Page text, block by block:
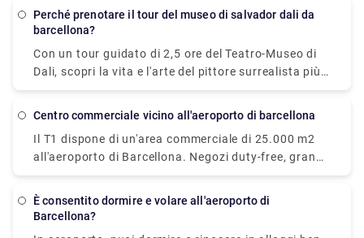
Perché prenotare il tour del museo di salvador dali da
barcellona?
Con un tour guidato di 2,5 ore del Teatro-Museo di
Dali, scopri la vita e l'arte del pittore surrealista più
famoso della Spagna, Salvador Dali. Mentre una
dipinti sulle pareti del museo nella città natale
dell'artista, Figueres, potresti ammirarli. Esplora le
1.500 opere d'arte in mostra al teatro e al museo,
che onora l'opera di Dal sin dalla sua apertura nel
1974. Il museo, costruito sulle rovine dell'antico
teatro municipale di Figueres, è considerato una
delle ultime grandi opere di Dal dell'arte.
centro commerciale vicino all'aeroporto di barcellona
Il T1 dispone di un'area commerciale di 25.000 m2
all'aeroporto di Barcellona. Negozi duty-free, grandi
catene di ristoranti, fast-food, negozi di moda e
accessori di lusso e persino strutture termali e
benessere sono disponibili per aiutarti a rilassarti
È consentito dormire e volare all'aeroporto di
Barcellona?